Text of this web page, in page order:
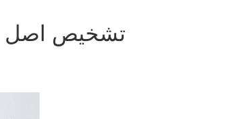
تشخیص اصل